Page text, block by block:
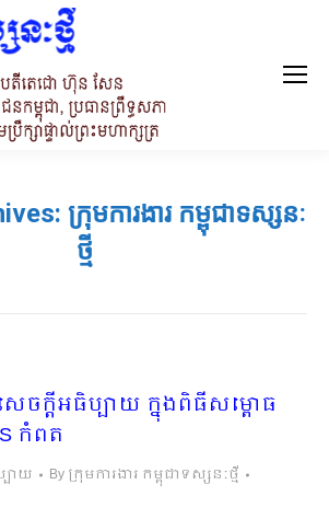
ក្រុមការងារ កម្ពុជាទស្សនៈ
ថ្មី
ចក្តីអធិប្បាយ ក្នុងពិធីសម្ពោធ
កំពត
បាយ By ក្រុមការងារ កម្ពុជាទស្សនៈថ្មី